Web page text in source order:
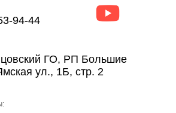
94-44
ГО, РП Большие
ул., 1Б, стр. 2